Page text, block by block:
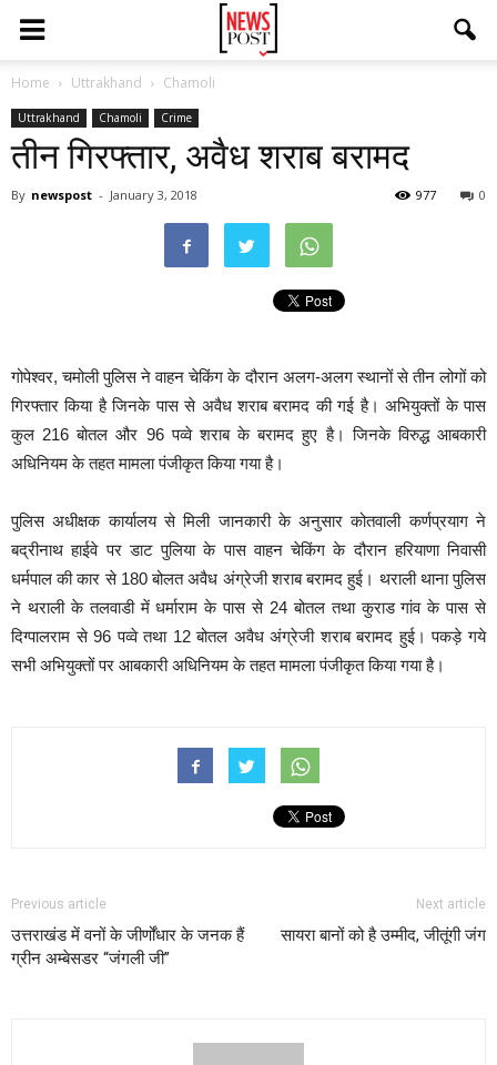
Home Uttrakhand Chamoli
Uttrakhand Chamoli Crime
तीन गिरफ्तार, अवैध शराब बरामद
By newspost - January 3, 2018 0
977
गोपेश्वर, चमोली पुलिस ने वाहन चेकिंग के दौरान अलग-अलग स्थानों से तीन लोगों को
गिरफ्तार किया है जिनके पास से अवैध शराब बरामद की गई है। अभियुक्तों के पास
कुल 216 बोतल और 96 पव्वे शराब के बरामद हुए है। जिनके विरुद्ध आबकारी
अधिनियम के तहत मामला पंजीकृत किया गया है।
पुलिस अधीक्षक कार्यालय से मिली जानकारी के अनुसार कोतवाली कर्णप्रयाग ने
बद्रीनाथ हाईवे पर डाट पुलिया के पास वाहन चेकिंग के दौरान हरियाणा निवासी
धर्मपाल की कार से 180 बोलत अवैध अंग्रेजी शराब बरामद हुई। थराली थाना पुलिस
ने थराली के तलवाडी में धर्माराम के पास से 24 बोतल तथा कुराड गांव के पास से
दिग्पालराम से 96 पव्वे तथा 12 बोतल अवैध अंग्रेजी शराब बरामद हुई। पकड़े गये
सभी अभियुक्तों पर आबकारी अधिनियम के तहत मामला पंजीकृत किया गया है।
Previous article
उत्तराखंड में वनों के जीर्णोंधार के जनक हैं
ग्रीन अम्बेसडर “जंगली जी”
Next article
सायरा बानों को है उम्मीद, जीतूंगी जंग